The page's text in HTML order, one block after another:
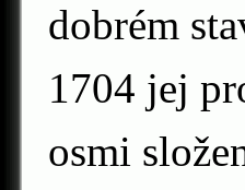
dobrém
1704 jej
osmi